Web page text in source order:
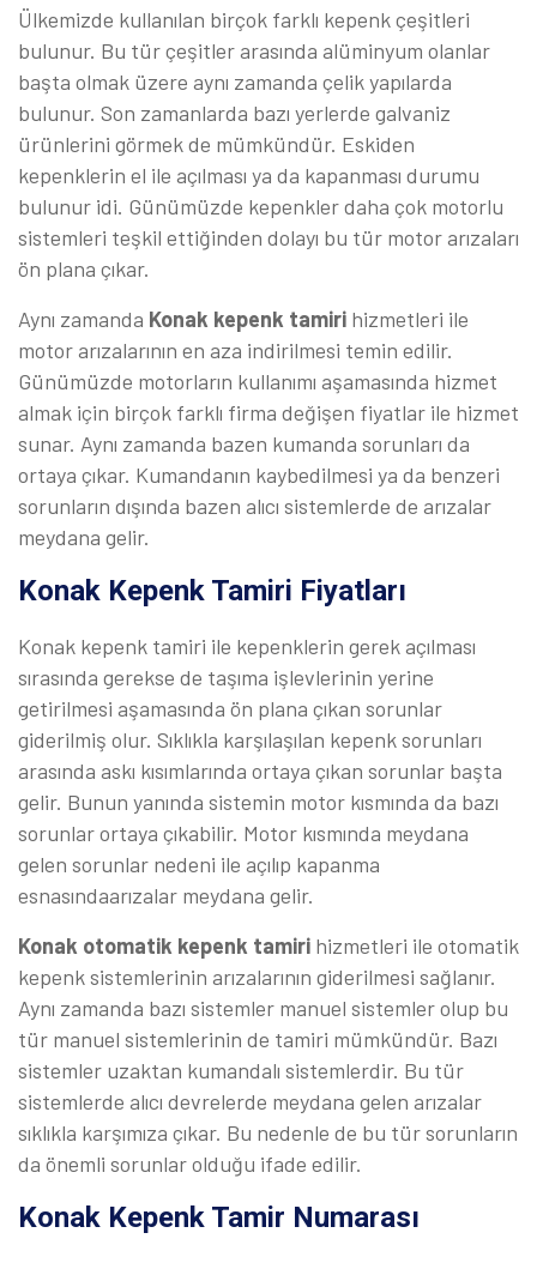
Ülkemizde kullanılan birçok farklı kepenk çeşitleri
bulunur. Bu tür çeşitler arasında alüminyum olanlar
başta olmak üzere aynı zamanda çelik yapılarda
bulunur. Son zamanlarda bazı yerlerde galvaniz
ürünlerini görmek de mümkündür. Eskiden
kepenklerin el ile açılması ya da kapanması durumu
bulunur idi. Günümüzde kepenkler daha çok motorlu
sistemleri teşkil ettiğinden dolayı bu tür motor arızaları
ön plana çıkar.
Aynı zamanda Konak kepenk tamiri hizmetleri ile
motor arızalarının en aza indirilmesi temin edilir.
Günümüzde motorların kullanımı aşamasında hizmet
almak için birçok farklı firma değişen fiyatlar ile hizmet
sunar. Aynı zamanda bazen kumanda sorunları da
ortaya çıkar. Kumandanın kaybedilmesi ya da benzeri
sorunların dışında bazen alıcı sistemlerde de arızalar
meydana gelir.
Konak Kepenk Tamiri Fiyatları
Konak kepenk tamiri ile kepenklerin gerek açılması
sırasında gerekse de taşıma işlevlerinin yerine
getirilmesi aşamasında ön plana çıkan sorunlar
giderilmiş olur. Sıklıkla karşılaşılan kepenk sorunları
arasında askı kısımlarında ortaya çıkan sorunlar başta
gelir. Bunun yanında sistemin motor kısmında da bazı
sorunlar ortaya çıkabilir. Motor kısmında meydana
gelen sorunlar nedeni ile açılıp kapanma
esnasındaarızalar meydana gelir.
Konak otomatik kepenk tamiri hizmetleri ile otomatik
kepenk sistemlerinin arızalarının giderilmesi sağlanır.
Aynı zamanda bazı sistemler manuel sistemler olup bu
tür manuel sistemlerinin de tamiri mümkündür. Bazı
sistemler uzaktan kumandalı sistemlerdir. Bu tür
sistemlerde alıcı devrelerde meydana gelen arızalar
sıklıkla karşımıza çıkar. Bu nedenle de bu tür sorunların
da önemli sorunlar olduğu ifade edilir.
Konak Kepenk Tamir Numarası